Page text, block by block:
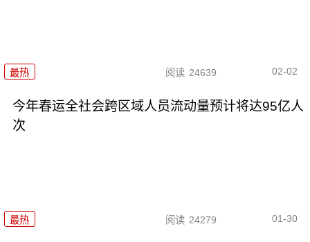
最热 阅读 24639 02-02
今年春运全社会跨区域人员流动量预计将达95亿人
次
最热 阅读 24279 01-30